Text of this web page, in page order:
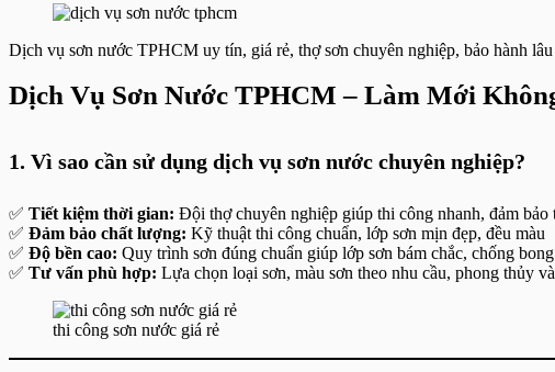
Dịch vụ sơn nước TPHCM uy tín, giá rẻ, thợ sơn chuyên nghiệp, bảo hành
Dịch Vụ Sơn Nước TPHCM – Làm Mới
1. Vì sao cần sử dụng dịch vụ sơn nước chuyên nghiệp?
✅ Tiết kiệm thời gian: Đội thợ chuyên nghiệp giúp thi công nhanh, đảm bảo
✅ Đảm bảo chất lượng: Kỹ thuật thi công chuẩn, lớp sơn mịn đẹp, đều màu
✅ Độ bền cao: Quy trình sơn đúng chuẩn giúp lớp sơn bám chắc, chống
✅ Tư vấn phù hợp: Lựa chọn loại sơn, màu sơn theo nhu cầu, phong thủy
thi công sơn nước giá rẻ